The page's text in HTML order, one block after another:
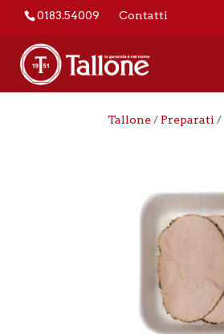
0183.54009 Contatti
Tallone / Preparati /